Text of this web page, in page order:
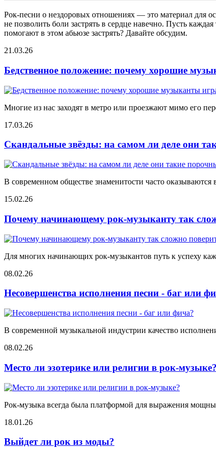
Рок-песни о нездоровых отношениях — это материал для
не позволить боли застрять в сердце навечно. Пусть
помогают в этом абьюзе застрять? Давайте обсудим.
21.03.26
Бедственное положение: почему хорошие
Многие из нас заходят в метро или проезжают мимо его
17.03.26
Скандальные звёзды: на самом ли деле они
В современном обществе знаменитости часто
15.02.26
Почему начинающему рок-музыканту так
Для многих начинающих рок-музыкантов путь к успеху
08.02.26
Несовершенства исполнения песни - баг или
В современной музыкальной индустрии качество
08.02.26
Место ли эзотерике или религии в рок-музыке?
Рок-музыка всегда была платформой для выражения
18.01.26
Выйдет ли рок из моды?